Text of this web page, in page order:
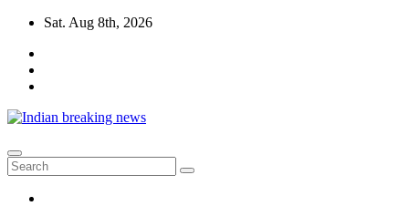
Skip
content
Sat. Aug 8th, 2026